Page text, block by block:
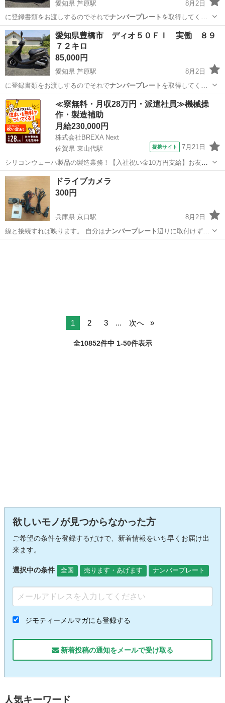
愛知県 芦原駅
8月2日
に登録書類をお渡しするのでそれでナンバープレート を取得してくだ
さい 中古バイク…
愛知 豊橋市 芦原駅 ホンダ ナンバープレート
愛知県豊橋市 ディオ５０ＦＩ 実働 ８９
７２キロ
85,000円
愛知県 芦原駅
8月2日
に登録書類をお渡しするのでそれでナンバープレート を取得してくだ
さい 中古バイク…
愛知 豊橋市 芦原駅 ホンダ ナンバープレート
≪寮無料・月収28万円・派遣社員≫機械操
作・製造補助
月給230,000円
株式会社BREXA Next
佐賀県 東山代駅
提携サイト 7月21日
シリコンウェーハ製品の製造業務！【入社祝い金10万円支給】お友達
やカップルとの応募OK◎年間休日129日＆休出なしでプライベート充
実♪業務はクリーンルームで快適作業◎自社正社員登用制度あり★1食
300円～の格安食堂あり！《佐...
佐賀 伊万里市 東山代駅
ドライブカメラ
300円
兵庫県 京口駅
8月2日
線と接続すれば映ります。 自分はナンバープレート辺りに取付けず車
内から映るように…
1 2 3 ... 次へ
全10852件中 1-50件表示
欲しいモノが見つからなかった方
ご希望の条件を登録するだけで、新着情報をいち早くお届け出
来ます。
選択中の条件 全国 売ります・あげます ナンバープレート
ジモティーメルマガにも登録する
新着投稿の通知をメールで受け取る
人気キーワード